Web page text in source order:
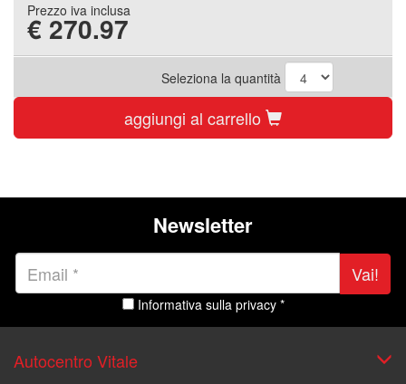
Prezzo iva inclusa
€ 270.97
Seleziona la quantità
aggiungi al carrello
Newsletter
Vai!
Informativa sulla privacy *
Autocentro Vitale